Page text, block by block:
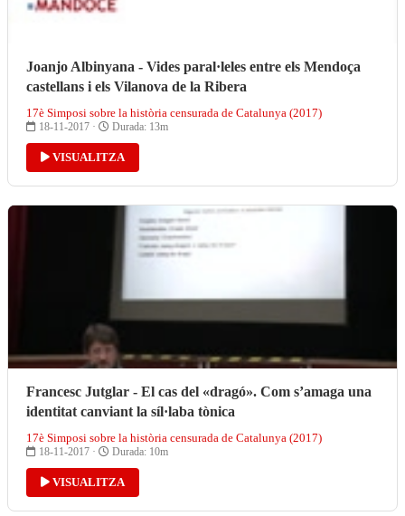
Joanjo Albinyana - Vides paral·leles entre els Mendoça
castellans i els Vilanova de la Ribera
17è Simposi sobre la història censurada de Catalunya (2017)
18-11-2017 · Durada: 13m
VISUALITZA
Francesc Jutglar - El cas del «dragó». Com s’amaga una
identitat canviant la síl·laba tònica
17è Simposi sobre la història censurada de Catalunya (2017)
18-11-2017 · Durada: 10m
VISUALITZA